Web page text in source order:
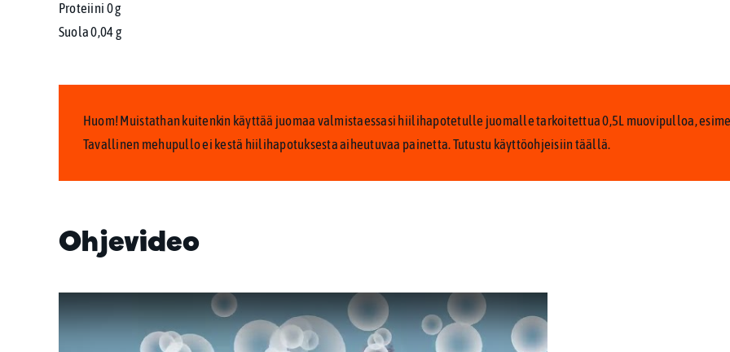
Proteiini 0 g
Suola 0,04 g
Huom! Muistathan kuitenkin käyttää juomaa valmistaessasi hiilihapotetulle juomalle tarkoitettua 0,5L muovipulloa,
Tavallinen mehupullo ei kestä hiilihapotuksesta aiheutuvaa painetta. Tutustu käyttöohjeisiin täällä.
Ohjevideo